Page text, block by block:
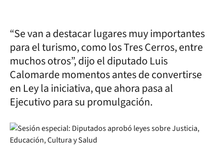
“Se van a destacar lugares muy importantes
para el turismo, como los Tres Cerros, entre
muchos otros”, dijo el diputado Luis
Calomarde momentos antes de convertirse
en Ley la iniciativa, que ahora pasa al
Ejecutivo para su promulgación.